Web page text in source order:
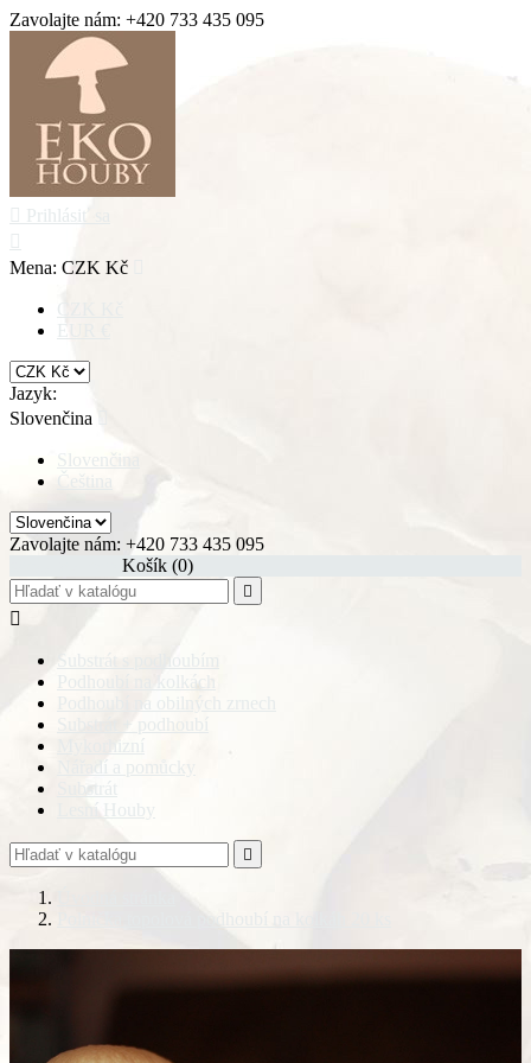
Zavolajte nám: +420 733 435 095
Prihlásiť sa
Mena: CZK Kč
CZK Kč
EUR €
Jazyk:
Slovenčina
Slovenčina
Čeština
Zavolajte nám: +420 733 435 095
Košík (0)


Substrát s podhoubím
Podhoubí na kolkách
Podhoubí na obilných zrnech
Substrát + podhoubí
Mykorhizní
Nářadí a pomůcky
Substrát
Lesní Houby
